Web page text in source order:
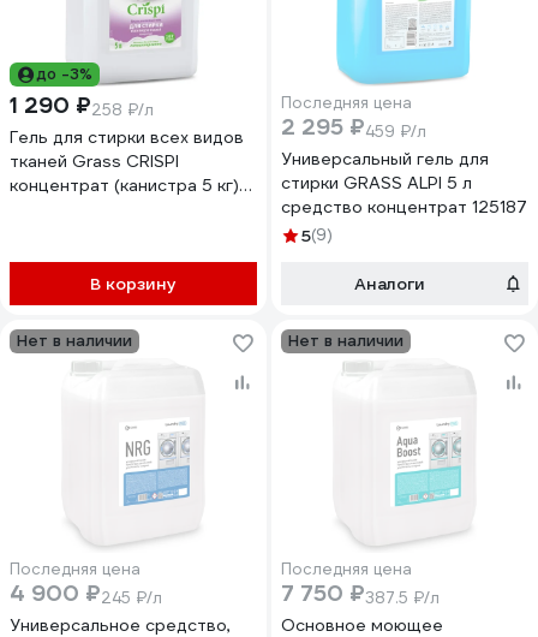
до -3%
1 290 ₽258 ₽/л
Гель для стирки всех видов
тканей Grass CRISPI
концентрат (канистра 5 кг)
В корзину
Последняя цена
2 295 ₽459 ₽/л
Универсальный гель для
стирки GRASS ALPI 5 л
средство концентрат 125187
5(9)
Аналоги
Нет в наличии
Последняя цена
4 900 ₽245 ₽/л
Универсальное средство,
Нет в наличии
Последняя цена
7 750 ₽387.5 ₽/л
Основное моющее